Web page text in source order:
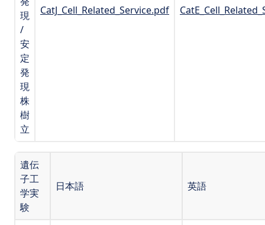
現
/
安
定
発
現
株
樹
立
CatJ_Cell_Related_Service.pdf
遺伝
子工
学実
験
日本語 英語